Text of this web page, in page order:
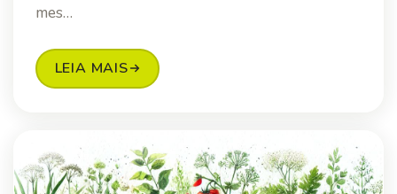
mes…
LEIA MAIS